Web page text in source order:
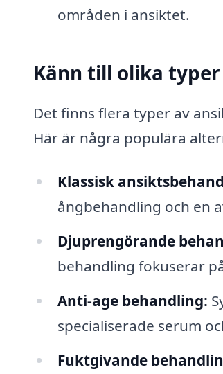
områden i ansiktet.
Känn till olika
Det finns flera typer av
Här är några populära
Klassisk
ångbehandling och en
Djuprengörande
behandling fokuserar
Anti-age behandling:
specialiserade serum
Fuktgivande